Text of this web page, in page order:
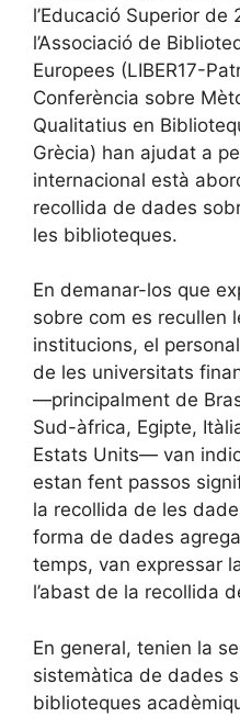
l’Educació Superior de
l’Associació de
Europees (LIBER17-
Conferència sobre
Qualitatius en
Grècia) han ajudat a
internacional està
recollida de dades
les biblioteques.
En demanar-los que
sobre com es recullen
institucions, el
de les universitats
—principalment de
Sud-àfrica, Egipte,
Estats Units— van
estan fent passos
la recollida de les
forma de dades
temps, van expressar
l’abast de la recollida
En general, tenien la
sistemàtica de dades
biblioteques